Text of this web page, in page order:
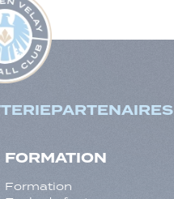
PARTENAIRES
FORMATION
Formation